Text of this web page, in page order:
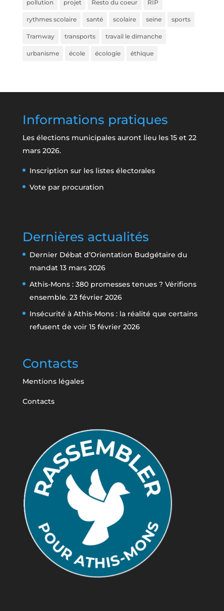
pollution projet Resto du coeur RIP
rythmes scolaire santé scolaire seine sports
Tramway transports travail le dimanche
urbanisme école écologie éthique
Informations pratiques
Les élections municipales auront lieu les 15 et 22
mars 2026.
Inscription sur les listes électorales
Vote par procuration
Dernières actualités
Dernier Débat d’Orientation Budgétaire du
mandat 13 mars 2026
Athis-Mons : 380 promesses tenues ? Vérifions
ensemble. 23 février 2026
Insécurité à Athis-Mons : la réalité que certains
refusent de voir 15 février 2026
Contacts
Mentions légales
Contacts